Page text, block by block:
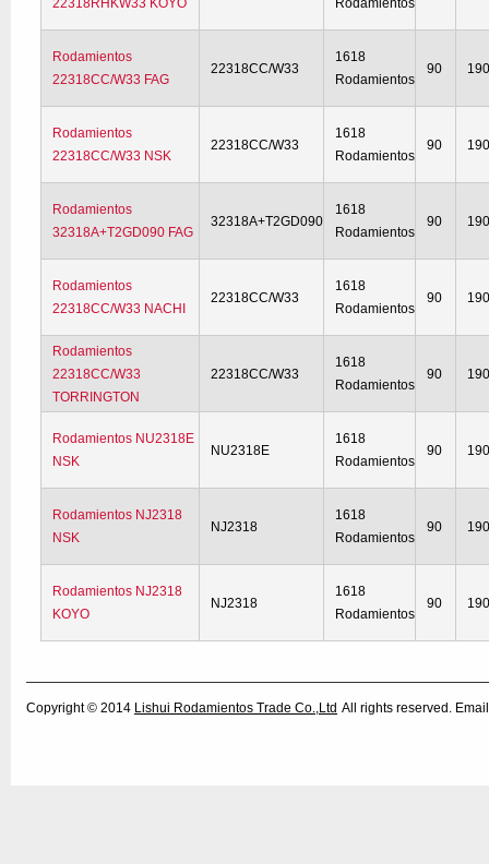
22318RHKW33 KOYO
Rodamientos
Rodamientos
22318CC/W33 FAG
22318CC/W33
1618
Rodamientos
90
Rodamientos
22318CC/W33 NSK
22318CC/W33
1618
Rodamientos
90
Rodamientos
32318A+T2GD090 FAG
32318A+T2GD090
1618
Rodamientos
90
Rodamientos
22318CC/W33 NACHI
22318CC/W33
1618
Rodamientos
90
Rodamientos
22318CC/W33
TORRINGTON
22318CC/W33
1618
Rodamientos
90
Rodamientos NU2318E
NSK
NU2318E
1618
Rodamientos
90
Rodamientos NJ2318
NSK
NJ2318
1618
Rodamientos
90
Rodamientos NJ2318
KOYO
NJ2318
1618
Rodamientos
90
Copyright © 2014 Lishui Rodamientos Trade Co.,Ltd All rights reserved.